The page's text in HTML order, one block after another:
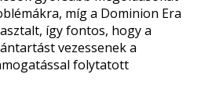
míg a Dominion Era
így fontos, hogy a
vezessenek a
folytatott